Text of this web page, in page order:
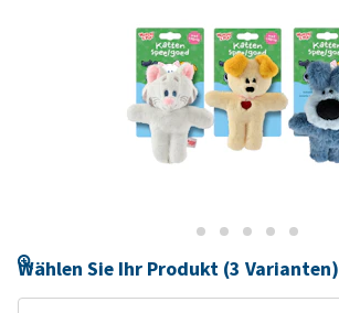
Wählen Sie Ihr Produkt (3 Varianten)